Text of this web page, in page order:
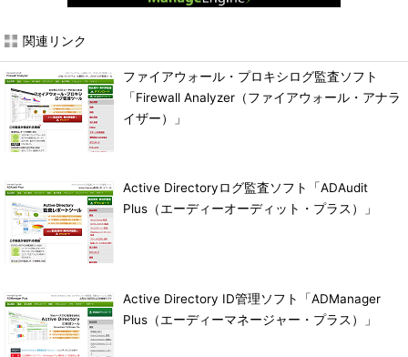
関連リンク
ファイアウォール・プロキシログ監査ソフト
「Firewall Analyzer（ファイアウォール・アナラ
イザー）」
Active Directoryログ監査ソフト「ADAudit
Plus（エーディーオーディット・プラス）」
Active Directory ID管理ソフト「ADManager
Plus（エーディーマネージャー・プラス）」